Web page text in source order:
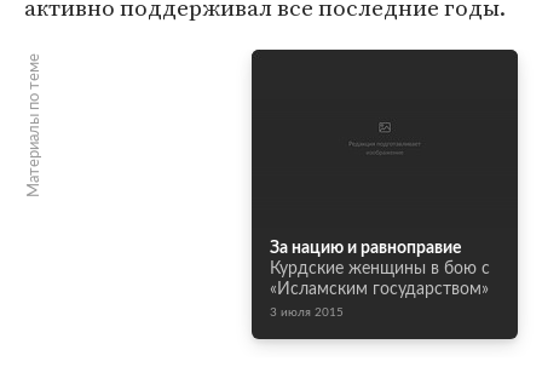
активно поддерживал все последние годы.
Материалы по теме
За нацию и равноправие
Курдские женщины в бою c
«Исламским государством»
3 июля 2015